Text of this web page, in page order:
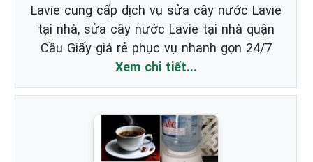
Lavie cung cấp dịch vụ sửa cây nước Lavie
tại nhà, sửa cây nước Lavie tại nhà quận
Cầu Giấy giá rẻ phục vụ nhanh gọn 24/7
Xem chi tiết...